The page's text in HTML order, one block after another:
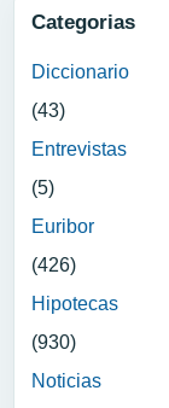
Categorias
Diccionario
(43)
Entrevistas
(5)
Euribor
(426)
Hipotecas
(930)
Noticias